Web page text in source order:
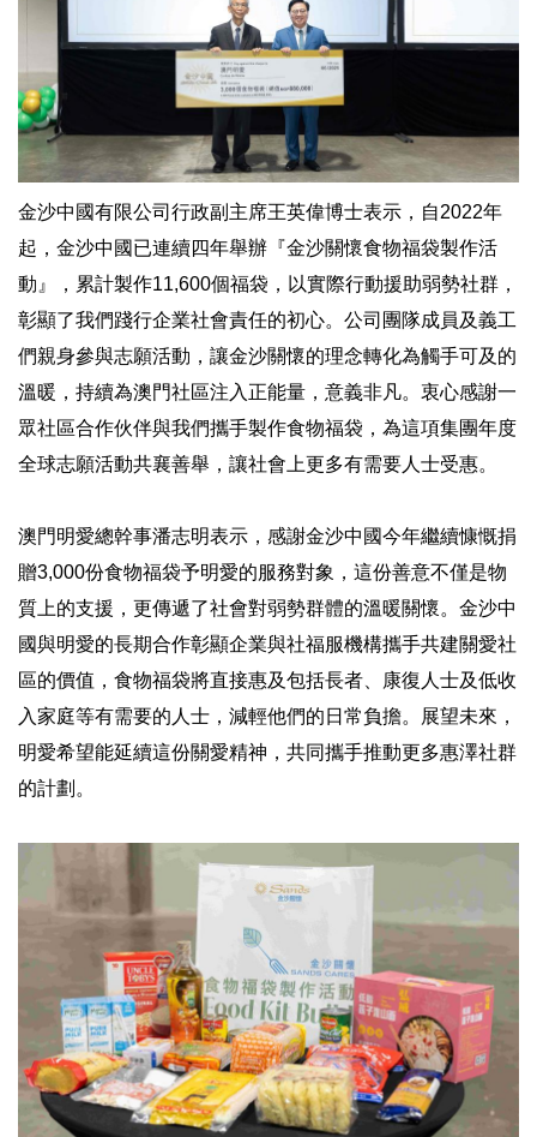
金沙中國有限公司行政副主席王英偉博士表示，自2022年
起，金沙中國已連續四年舉辦『金沙關懷食物福袋製作活
動』，累計製作11,600個福袋，以實際行動援助弱勢社群，
彰顯了我們踐行企業社會責任的初心。公司團隊成員及義工
們親身參與志願活動，讓金沙關懷的理念轉化為觸手可及的
溫暖，持續為澳門社區注入正能量，意義非凡。衷心感謝一
眾社區合作伙伴與我們攜手製作食物福袋，為這項集團年度
全球志願活動共襄善舉，讓社會上更多有需要人士受惠。
澳門明愛總幹事潘志明表示，感謝金沙中國今年繼續慷慨捐
贈3,000份食物福袋予明愛的服務對象，這份善意不僅是物
質上的支援，更傳遞了社會對弱勢群體的溫暖關懷。金沙中
國與明愛的長期合作彰顯企業與社福服機構攜手共建關愛社
區的價值，食物福袋將直接惠及包括長者、康復人士及低收
入家庭等有需要的人士，減輕他們的日常負擔。展望未來，
明愛希望能延續這份關愛精神，共同攜手推動更多惠澤社群
的計劃。